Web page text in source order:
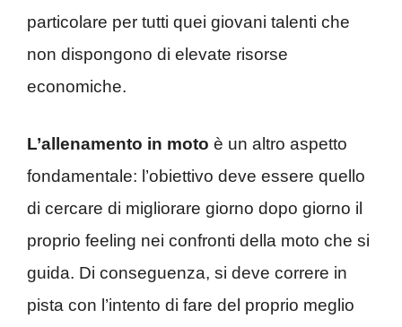
particolare per tutti quei giovani talenti che
non dispongono di elevate risorse
economiche.
L’allenamento in moto è un altro aspetto
fondamentale: l’obiettivo deve essere quello
di cercare di migliorare giorno dopo giorno il
proprio feeling nei confronti della moto che si
guida. Di conseguenza, si deve correre in
pista con l’intento di fare del proprio meglio